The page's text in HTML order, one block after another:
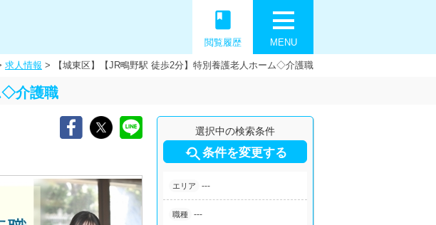
MENU
book
閲覧履歴
求人情報 > 【城東区】【JR鴫野駅 徒歩2分】特別養護老人ホーム◇介護職
◇介護職
選択中の検索条件
条件を変更する
エリア ---
職種 ---